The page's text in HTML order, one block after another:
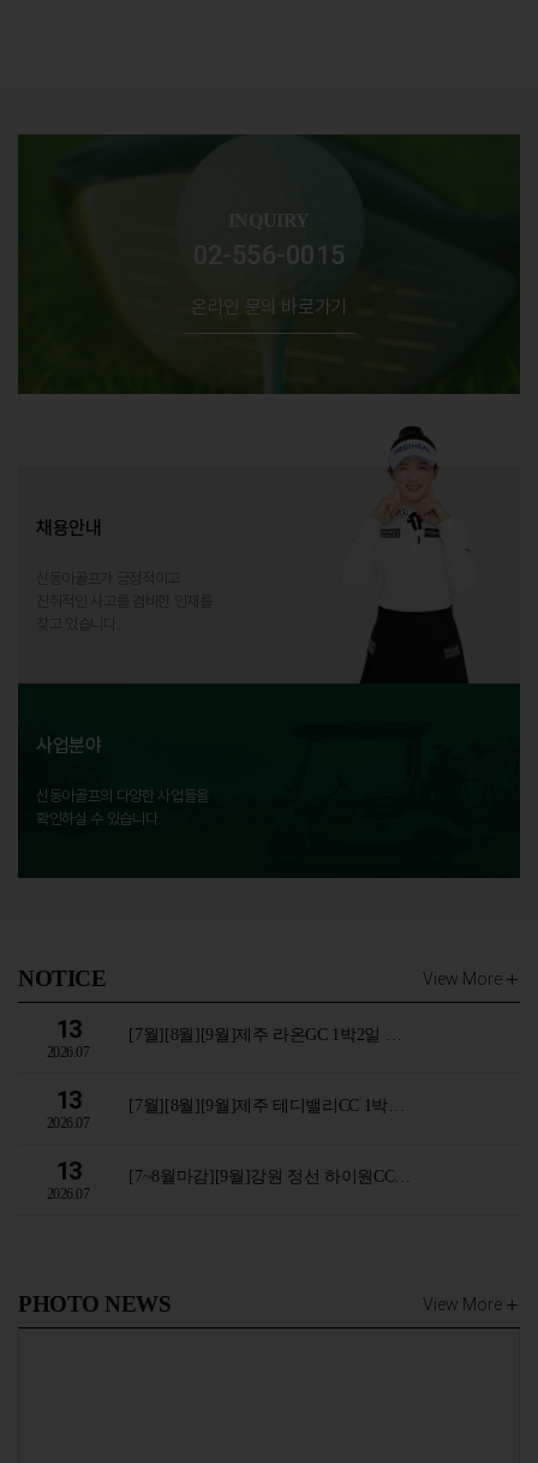
INQUIRY
02-556-0015
온라인 문의 바로가기
채용안내
신동아골프가 긍정적이고
진취적인 사고를 겸비한 인재를
찾고 있습니다.
사업분야
신동아골프의 다양한 사업들을
확인하실 수 있습니다.
NOTICE View More
13
2026.07
[7월][8월][9월]제주 라온GC 1박2일 …
13
2026.07
[7월][8월][9월]제주 테디밸리CC 1박…
13
2026.07
[7~8월마감][9월]강원 정선 하이원CC…
PHOTO NEWS View More